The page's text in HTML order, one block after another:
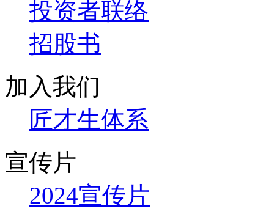
投资者联络
招股书
加入我们
匠才生体系
宣传片
2024宣传片